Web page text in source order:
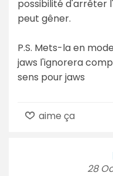
possibilité d'arrêter
peut gêner.
P.S. Mets-la en
jaws l'ignorera
sens pour jaws
aime ça
28